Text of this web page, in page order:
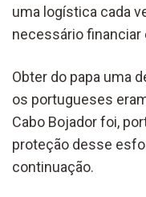
uma logística cada
necessário financiar
Obter do papa uma
os portugueses
Cabo Bojador foi,
proteção desse
continuação.